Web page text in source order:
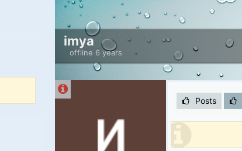
imya
offline 6 years
Posts